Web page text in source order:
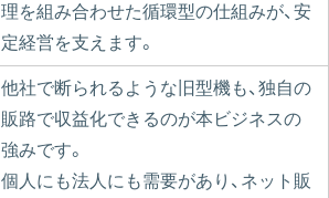
理を組み合わせた循環型の仕組みが、安
定経営を支えます。
他社で断られるような旧型機も、独自の
販路で収益化できるのが本ビジネスの
強みです。
個人にも法人にも需要があり、ネット販